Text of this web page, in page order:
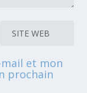
et mon
prochain